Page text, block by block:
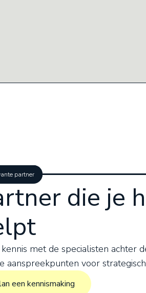
partner
die je
met de specialisten achter
aanspreekpunten voor
een kennismaking